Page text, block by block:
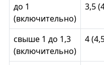
до 1
(включительно)
3,5
свыше 1 до 1,3
(включительно)
4